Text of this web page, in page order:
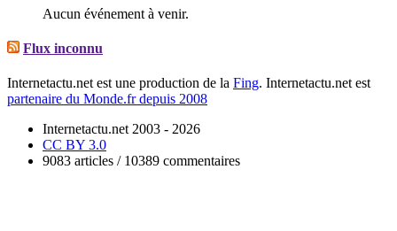
Aucun événement à venir.
Flux inconnu
Internetactu.net est une production de la Fing. Internetactu.net est
partenaire du Monde.fr depuis 2008
Internetactu.net 2003 - 2026
CC BY 3.0
9083 articles / 10389 commentaires